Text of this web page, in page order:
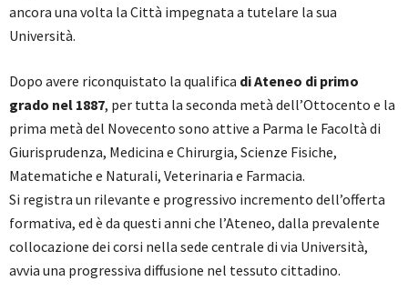
ancora una volta la Città impegnata a tutelare la sua
Università.
Dopo avere riconquistato la qualifica di Ateneo di primo
grado nel 1887, per tutta la seconda metà dell’Ottocento e la
prima metà del Novecento sono attive a Parma le Facoltà di
Giurisprudenza, Medicina e Chirurgia, Scienze Fisiche,
Matematiche e Naturali, Veterinaria e Farmacia.
Si registra un rilevante e progressivo incremento dell’offerta
formativa, ed è da questi anni che l’Ateneo, dalla prevalente
collocazione dei corsi nella sede centrale di via Università,
avvia una progressiva diffusione nel tessuto cittadino.